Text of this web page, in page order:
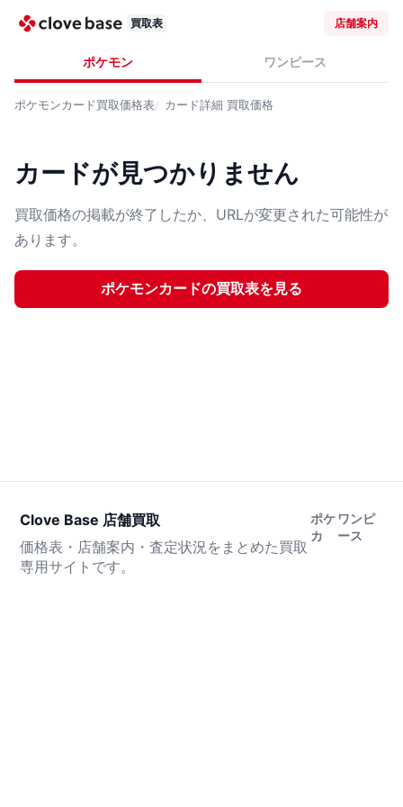
買取表 店舗案内
ポケモン ワンピース
ポケモンカード買取価格表 カード詳細 買取価格
カードが見つかりません
買取価格の掲載が終了したか、URLが変更された可能性が
あります。
ポケモンカードの買取表を見る
Clove Base 店舗買取
価格表・店舗案内・査定状況をまとめた買取
専用サイトです。
ポケ
カ
ワンピ
ース